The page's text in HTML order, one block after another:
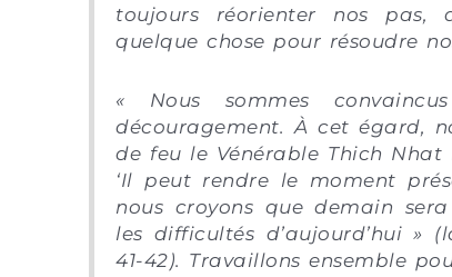
toujours réorienter nos pas,
quelque chose pour résoudre
« Nous sommes
découragement. À cet égard,
de feu le Vénérable Thich Nhat
‘Il peut rendre le moment
nous croyons que demain
les difficultés d’aujourd’hui »
41-42). Travaillons ensemble